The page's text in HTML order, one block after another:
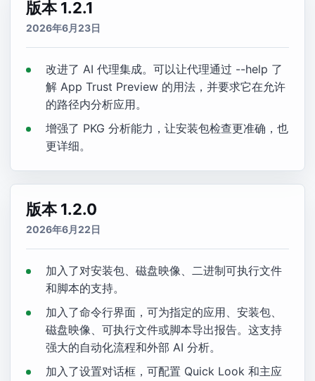
版本 1.2.1
2026年6月23日
改进了 AI 代理集成。可以让代理通过 --help 了
解 App Trust Preview 的用法，并要求它在允许
的路径内分析应用。
增强了 PKG 分析能力，让安装包检查更准确，也
更详细。
版本 1.2.0
2026年6月22日
加入了对安装包、磁盘映像、二进制可执行文件
和脚本的支持。
加入了命令行界面，可为指定的应用、安装包、
磁盘映像、可执行文件或脚本导出报告。这支持
强大的自动化流程和外部 AI 分析。
加入了设置对话框，可配置 Quick Look 和主应